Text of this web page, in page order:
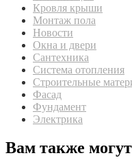
Кровля крыши
Монтаж пола
Новости
Окна и двери
Сантехника
Система отопления
Строительные
Фасад
Фундамент
Электрика
Вам также